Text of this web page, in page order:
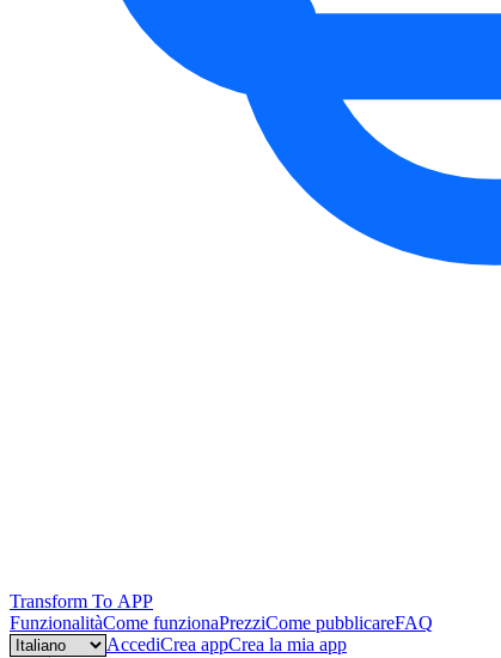
Transform To APP
FunzionalitàCome funzionaPrezziCome pubblicareFAQ
Language
AccediCrea appCrea la mia app